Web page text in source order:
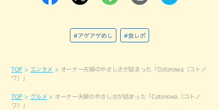
#アゲアゲめし #食レポ
TOP エンタメ
オーナー夫婦のやさしさが詰まった「Cotonowa（コトノ
ワ）」
TOP グルメ
オーナー夫婦のやさしさが詰まった「Cotonowa（コトノ
ワ）」